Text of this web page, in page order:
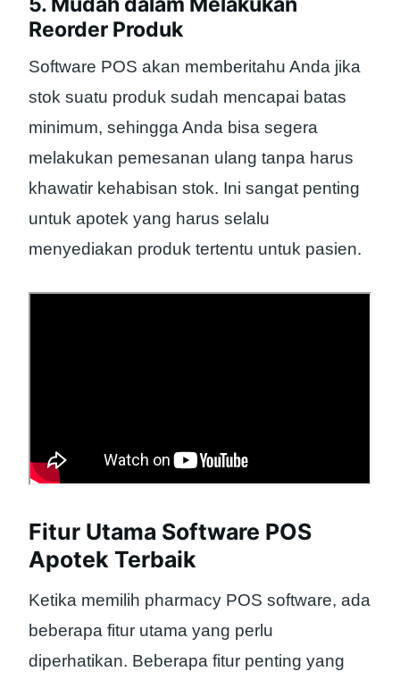
Reorder Produk
Software POS akan memberitahu Anda jika
stok suatu produk sudah mencapai batas
minimum, sehingga Anda bisa segera
melakukan pemesanan ulang tanpa harus
khawatir kehabisan stok. Ini sangat penting
untuk apotek yang harus selalu
menyediakan produk tertentu untuk pasien.
Fitur Utama Software POS
Apotek Terbaik
Ketika memilih pharmacy POS software, ada
beberapa fitur utama yang perlu
diperhatikan. Beberapa fitur penting yang